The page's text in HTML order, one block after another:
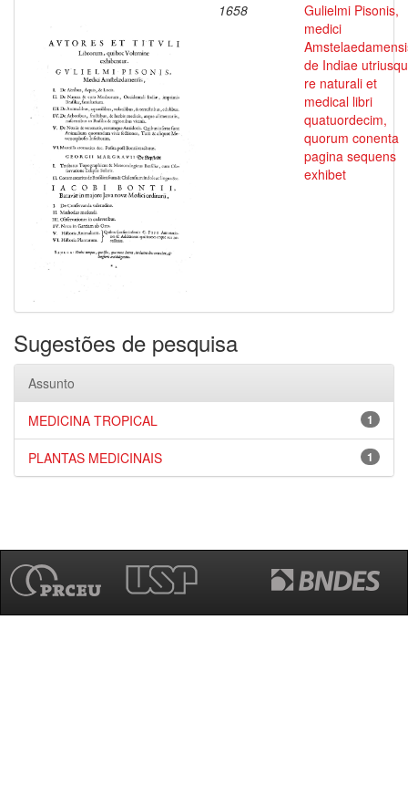
1658
Gulielmi Pisonis,
medici
de Indiae
re naturali et
medical libri
quatuordecim,
quorum conenta
pagina sequens
exhibet
Sugestões de pesquisa
Assunto
1
MEDICINA TROPICAL
1
PLANTAS MEDICINAIS